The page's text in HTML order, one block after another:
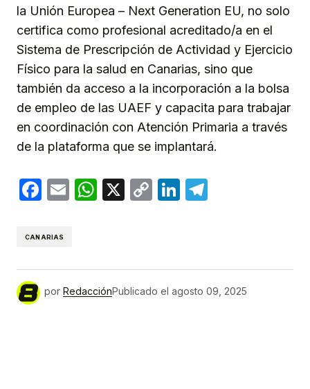
la Unión Europea – Next Generation EU, no solo
certifica como profesional acreditado/a en el
Sistema de Prescripción de Actividad y Ejercicio
Físico para la salud en Canarias, sino que
también da acceso a la incorporación a la bolsa
de empleo de las UAEF y capacita para trabajar
en coordinación con Atención Primaria a través
de la plataforma que se implantará.
Facebook
EmailWhatsApp
X
CopyLinkedIn
CANARIAS
por RedacciónPublicado el agosto 09, 2025